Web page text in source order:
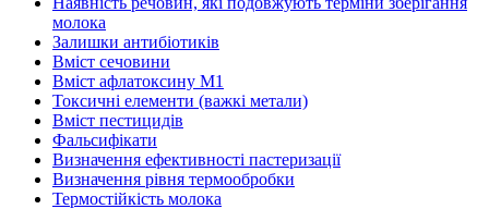
молока
Залишки антибіотиків
Вміст сечовини
Вміст афлатоксину М1
Токсичні елементи (важкі метали)
Вміст пестицидів
Фальсифікати
Визначення ефективності пастеризації
Визначення рівня термообробки
Термостійкість молока